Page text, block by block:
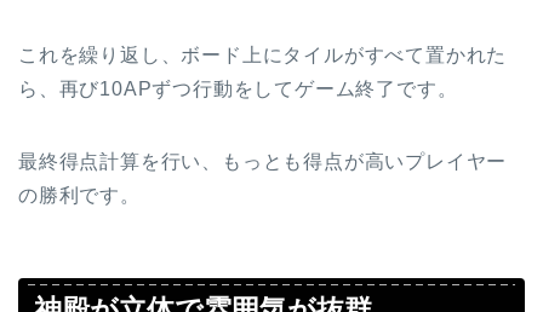
これを繰り返し、ボード上にタイルがすべて置かれた
ら、再び10APずつ行動をしてゲーム終了です。
最終得点計算を行い、もっとも得点が高いプレイヤー
の勝利です。